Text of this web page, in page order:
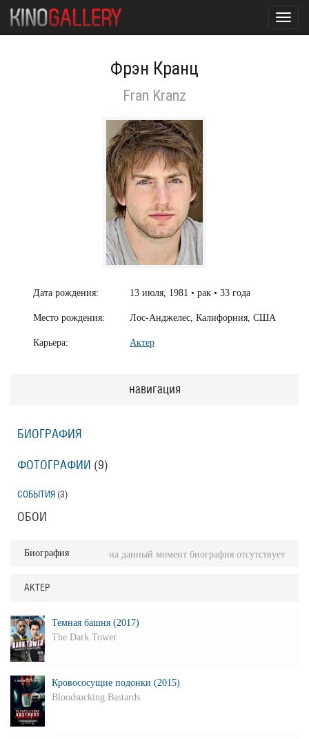
Фрэн Кранц
Fran Kranz
Дата рождения: 13 июля, 1981 • рак • 33 года
Место рождения: Лос-Анджелес, Калифорния, США
Карьера: Актер
навигация
БИОГРАФИЯ
ФОТОГРАФИИ (9)
СОБЫТИЯ (3)
ОБОИ
Биография на данный момент биография отсутствует
АКТЕР
Темная башня (2017)
The Dark Tower
Кровососущие подонки (2015)
Bloodsucking Bastards